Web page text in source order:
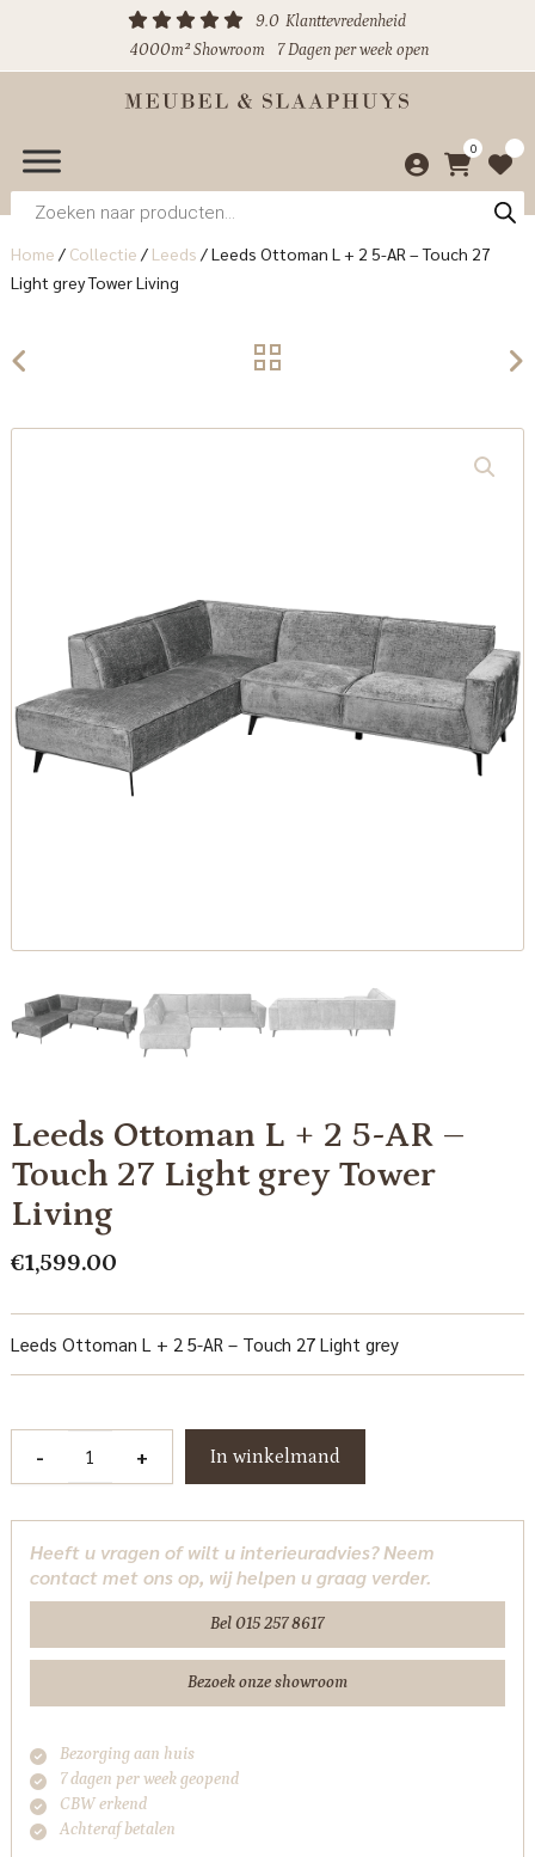
9.0 Klanttevredenheid
4000m² Showroom
7 Dagen per week open
0
Producten
zoeken
Home / Collectie / Leeds /Leeds Ottoman L + 2 5-AR – Touch 27
Light grey Tower Living
Leeds Ottoman L + 2 5-AR –
Touch 27 Light grey Tower
Living
€1,599.00
Leeds Ottoman L + 2 5-AR – Touch 27 Light grey
-
+
grey
Tower
Living
aantal
+ In winkelmand
Heeft u vragen of wilt u interieuradvies? Neem
contact met ons op, wij helpen u graag verder.
Bel 015 257 8617
Bezoek onze showroom
Bezorging aan huis
7 dagen per week geopend
CBW erkend
Achteraf betalen